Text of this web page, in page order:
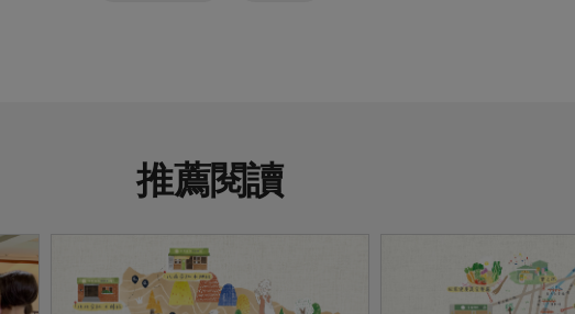
推薦閱讀